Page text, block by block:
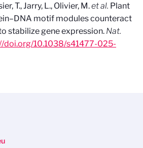
T., Jarry, L., Olivier, M.et al. Plant
motif modules counteract
stabilize gene expression. Nat.
doi.org/10.1038/s41477-025-